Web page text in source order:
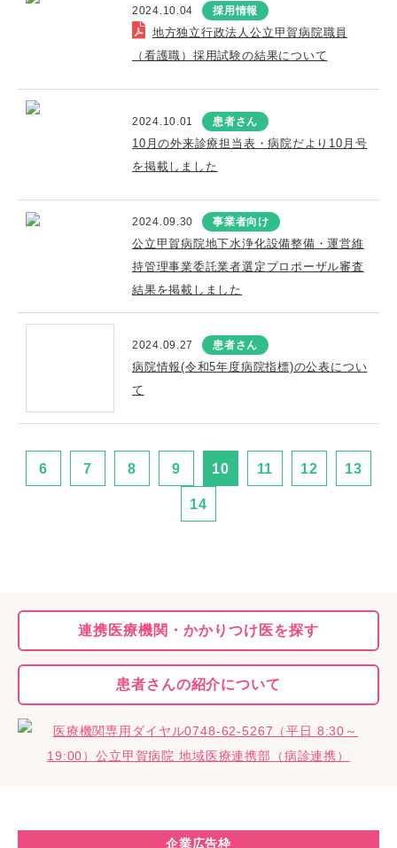
2024.10.04 採用情報
地方独立行政法人公立甲賀病院職員
（看護職）採用試験の結果について
2024.10.01 患者さん
10月の外来診療担当表・病院だより10月号
を掲載しました
2024.09.30 事業者向け
公立甲賀病院地下水浄化設備整備・運営維
持管理事業委託業者選定プロポーザル審査
結果を掲載しました
2024.09.27 患者さん
病院情報(令和5年度病院指標)の公表につい
て
6 7 8 9 10 11 12 13
14
連携医療機関・かかりつけ医を探す
患者さんの紹介について
企業広告枠